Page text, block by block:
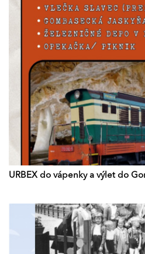
URBEX do vápenky a výlet do